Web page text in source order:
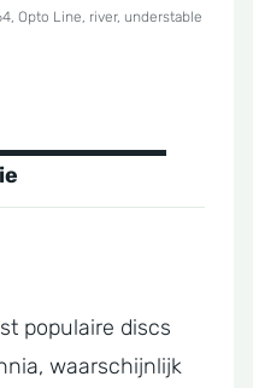
, Opto Line, river, understable
populaire discs
waarschijnlijk